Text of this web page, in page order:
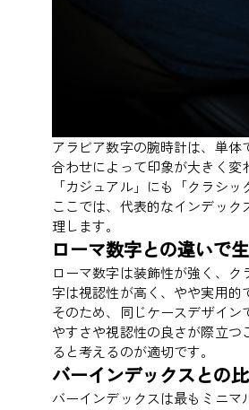
アラビア数字の腕時計は、単
合わせによって印象が大きく
「カジュアル」にも「クラシ
ここでは、代表的なインデッ
理します。
ローマ数字との違いで
ローマ数字は装飾性が強く、
字は視認性が高く、やや実用的
そのため、同じケースデザイ
やすさや視認性の良さが際立
ると考えるのが適切です。
バーインデックスとの
バーインデックスは最もミニ